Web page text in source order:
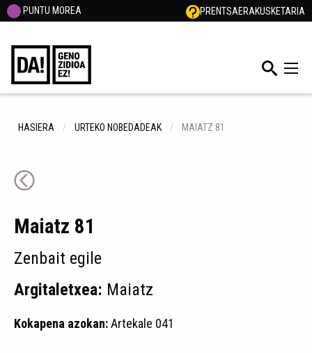
PUNTU MOREA PRENTSAERAKUSKETARIA
HASIERA URTEKO NOBEDADEAK MAIATZ 81
Maiatz 81
Zenbait egile
Argitaletxea: Maiatz
Kokapena azokan:Artekale 041